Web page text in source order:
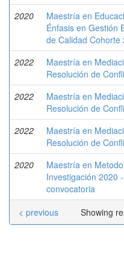
2020
Maestría en
Énfasis en Gestión
de Calidad Cohorte
2022
Maestría en
Resolución de
2022
Maestría en
Resolución de
2022
Maestría en
Resolución de
2020
Maestría en
Investigación 2020
convocatoria
Showing
< previous